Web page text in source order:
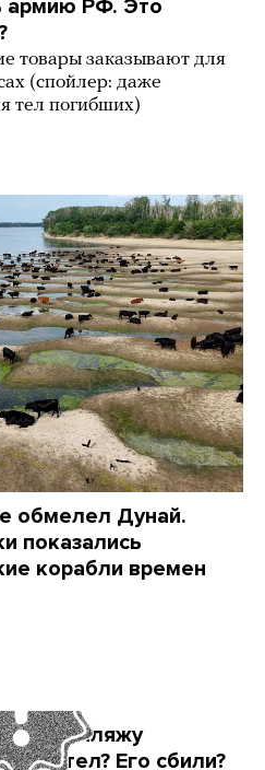
армию РФ. Это
товары заказывают для
(спойлер: даже
тел погибших)
обмелел Дунай.
показались
корабли времен
по пляжу
летел? Его сбили?